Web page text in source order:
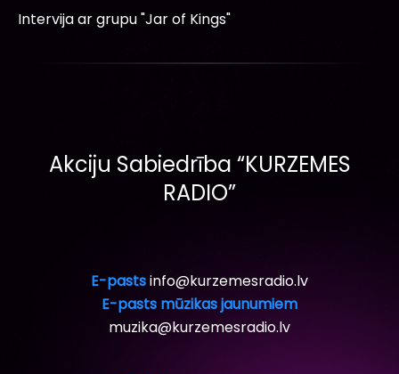
Intervija ar grupu "Jar of Kings"
Akciju Sabiedrība “KURZEMES
RADIO”
E-pastsinfo@kurzemesradio.lv
E-pasts mūzikas jaunumiem
muzika@kurzemesradio.lv